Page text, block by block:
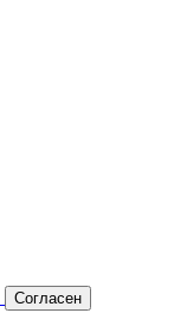
Согласен